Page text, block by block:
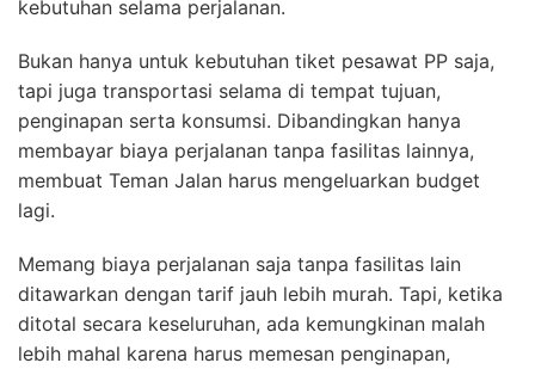
kebutuhan selama perjalanan.
Bukan hanya untuk kebutuhan tiket pesawat PP saja,
tapi juga transportasi selama di tempat tujuan,
penginapan serta konsumsi. Dibandingkan hanya
membayar biaya perjalanan tanpa fasilitas lainnya,
membuat Teman Jalan harus mengeluarkan budget
lagi.
Memang biaya perjalanan saja tanpa fasilitas lain
ditawarkan dengan tarif jauh lebih murah. Tapi, ketika
ditotal secara keseluruhan, ada kemungkinan malah
lebih mahal karena harus memesan penginapan,